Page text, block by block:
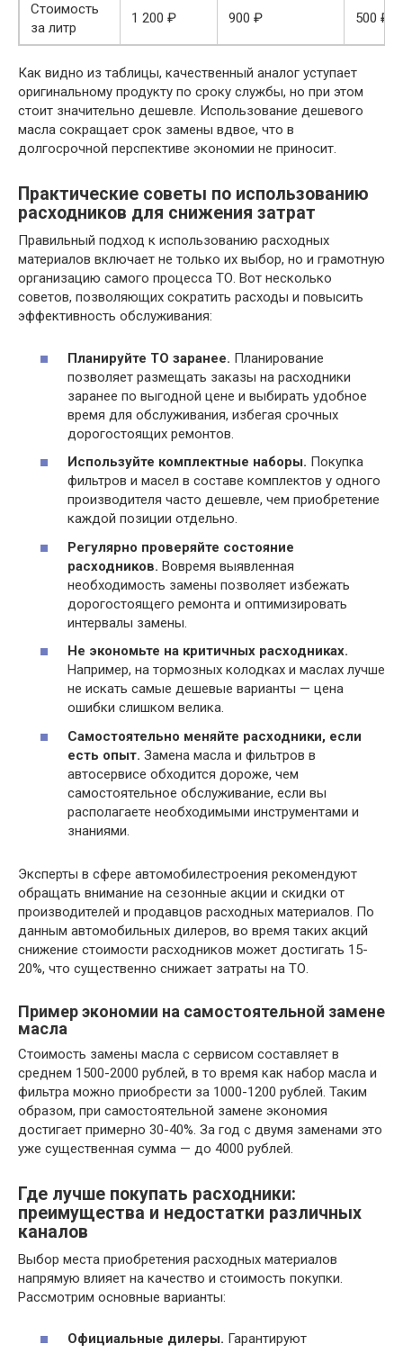
Стоимость
за литр
1 200 ₽ 900 ₽ 500 ₽
Как видно из таблицы, качественный аналог уступает
оригинальному продукту по сроку службы, но при этом
стоит значительно дешевле. Использование дешевого
масла сокращает срок замены вдвое, что в
долгосрочной перспективе экономии не приносит.
Практические советы по использованию
расходников для снижения затрат
Правильный подход к использованию расходных
материалов включает не только их выбор, но и грамотную
организацию самого процесса ТО. Вот несколько
советов, позволяющих сократить расходы и повысить
эффективность обслуживания:
Планируйте ТО заранее. Планирование
позволяет размещать заказы на расходники
заранее по выгодной цене и выбирать удобное
время для обслуживания, избегая срочных
дорогостоящих ремонтов.
Используйте комплектные наборы. Покупка
фильтров и масел в составе комплектов у одного
производителя часто дешевле, чем приобретение
каждой позиции отдельно.
Регулярно проверяйте состояние
расходников. Вовремя выявленная
необходимость замены позволяет избежать
дорогостоящего ремонта и оптимизировать
интервалы замены.
Не экономьте на критичных расходниках.
Например, на тормозных колодках и маслах лучше
не искать самые дешевые варианты — цена
ошибки слишком велика.
Самостоятельно меняйте расходники, если
есть опыт. Замена масла и фильтров в
автосервисе обходится дороже, чем
самостоятельное обслуживание, если вы
располагаете необходимыми инструментами и
знаниями.
Эксперты в сфере автомобилестроения рекомендуют
обращать внимание на сезонные акции и скидки от
производителей и продавцов расходных материалов. По
данным автомобильных дилеров, во время таких акций
снижение стоимости расходников может достигать 15-
20%, что существенно снижает затраты на ТО.
Пример экономии на самостоятельной замене
масла
Стоимость замены масла с сервисом составляет в
среднем 1500-2000 рублей, в то время как набор масла и
фильтра можно приобрести за 1000-1200 рублей. Таким
образом, при самостоятельной замене экономия
достигает примерно 30-40%. За год с двумя заменами это
уже существенная сумма — до 4000 рублей.
Где лучше покупать расходники:
преимущества и недостатки различных
каналов
Выбор места приобретения расходных материалов
напрямую влияет на качество и стоимость покупки.
Рассмотрим основные варианты:
Официальные дилеры. Гарантируют